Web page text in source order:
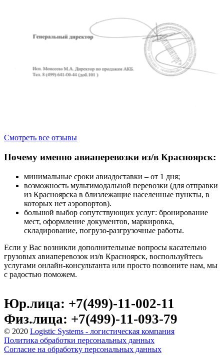
Смотреть все отзывы
Почему именно авиаперевозки из/в Красноярск:
минимальные сроки авиадоставки – от 1 дня;
возможность мультимодальной перевозки (для отправки
из Красноярска в близлежащие населенные пункты, в
которых нет аэропортов).
большой выбор сопутствующих услуг: бронирование
мест, оформление документов, маркировка,
складирование, погрузо-разгрузочные работы.
Если у Вас возникли дополнительные вопросы касательно
грузовых авиаперевозок из/в Красноярск, воспользуйтесь
услугами онлайн-консультанта или просто позвоните нам, мы
с радостью поможем.
Юр.лица: +7(499)-11-002-11
Физ.лица: +7(499)-11-093-79
© 2020 Logistic Systems - логистическая компания
Политика обработки персональных данных
Согласие на обработку персональных данных